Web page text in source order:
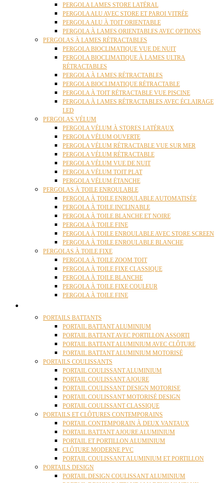
PERGOLA LAMES STORE LATÉRAL
PERGOLA ALU AVEC STORE ET PAROI VITRÉE
PERGOLA ALU À TOIT ORIENTABLE
PERGOLA À LAMES ORIENTABLES AVEC OPTIONS
PERGOLAS À LAMES RÉTRACTABLES
PERGOLA BIOCLIMATIQUE VUE DE NUIT
PERGOLA BIOCLIMATIQUE À LAMES ULTRA
RÉTRACTABLES
PERGOLA À LAMES RÉTRACTABLES
PERGOLA BIOCLIMATIQUE RÉTRACTABLE
PERGOLA À TOIT RÉTRACTABLE VUE PISCINE
PERGOLA À LAMES RÉTRACTABLES AVEC ÉCLAIRAGE
LED
PERGOLAS VÉLUM
PERGOLA VÉLUM À STORES LATÉRAUX
PERGOLA VÉLUM OUVERTE
PERGOLA VÉLUM RÉTRACTABLE VUE SUR MER
PERGOLA VÉLUM RÉTRACTABLE
PERGOLA VÉLUM VUE DE NUIT
PERGOLA VÉLUM TOIT PLAT
PERGOLA VÉLUM ÉTANCHE
PERGOLAS À TOILE ENROULABLE
PERGOLA À TOILE ENROULABLE AUTOMATISÉE
PERGOLA À TOILE INCLINABLE
PERGOLA À TOILE BLANCHE ET NOIRE
PERGOLA À TOILE FINE
PERGOLA À TOILE ENROULABLE AVEC STORE SCREEN
PERGOLA À TOILE ENROULABLE BLANCHE
PERGOLAS À TOILE FIXE
PERGOLA À TOILE ZOOM TOIT
PERGOLA À TOILE FIXE CLASSIQUE
PERGOLA À TOILE BLANCHE
PERGOLA À TOILE FIXE COULEUR
PERGOLA À TOILE FINE
PORTAILS BATTANTS
PORTAIL BATTANT ALUMINIUM
PORTAIL BATTANT AVEC PORTILLON ASSORTI
PORTAIL BATTANT ALUMINIUM AVEC CLÔTURE
PORTAIL BATTANT ALUMINIUM MOTORISÉ
PORTAILS COULISSANTS
PORTAIL COULISSANT ALUMINIUM
PORTAIL COULISSANT AJOURE
PORTAIL COULISSANT DESIGN MOTORISE
PORTAIL COULISSANT MOTORISÉ DESIGN
PORTAIL COULISSANT CLASSIQUE
PORTAILS ET CLÔTURES CONTEMPORAINS
PORTAIL CONTEMPORAIN À DEUX VANTAUX
PORTAIL BATTANT AJOURE ALUMINIUM
PORTAIL ET PORTILLON ALUMINIUM
CLÔTURE MODERNE PVC
PORTAIL COULISSANT ALUMINIUM ET PORTILLON
PORTAILS DESIGN
PORTAIL DESIGN COULISSANT ALUMINIUM